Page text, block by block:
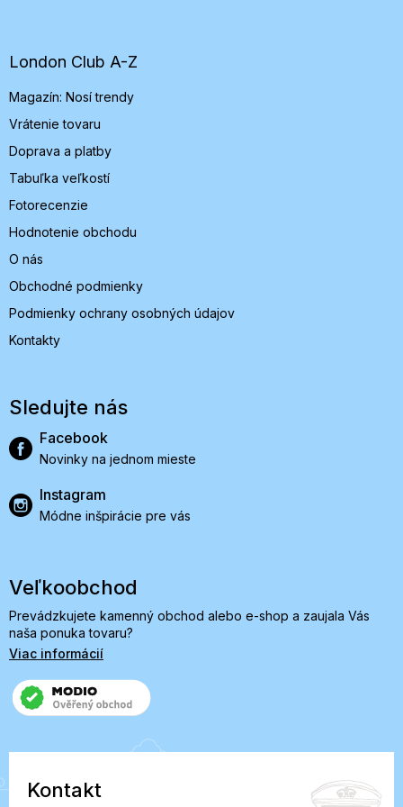
e
London Club A-Z
Magazín: Nosí trendy
Vrátenie tovaru
Doprava a platby
Tabuľka veľkostí
Fotorecenzie
Hodnotenie obchodu
O nás
Obchodné podmienky
Podmienky ochrany osobných údajov
Kontakty
Sledujte nás
Facebook
Novinky na jednom mieste
Instagram
Módne inšpirácie pre vás
Veľkoobchod
Prevádzkujete kamenný obchod alebo e-shop a zaujala Vás
naša ponuka tovaru?
Viac informácií
Kontakt